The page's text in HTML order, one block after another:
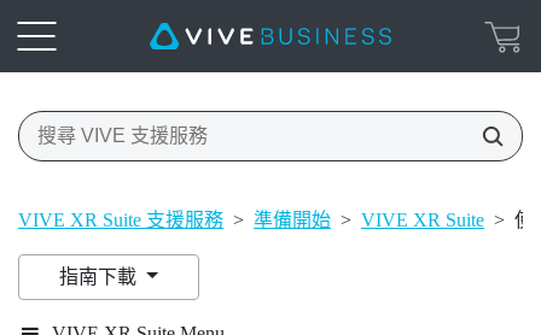
VIVE XR Suite 支援服務 > 準備開始 > VIVE XR Suite > 使
指南下載